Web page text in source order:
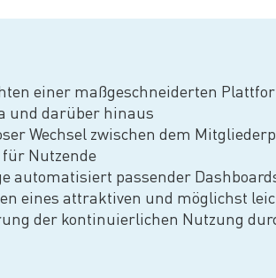
einer maßgeschneiderten
und darüber hinaus
Wechsel zwischen dem
für Nutzende
automatisiert passender
eines attraktiven und möglichst
der kontinuierlichen Nutzung